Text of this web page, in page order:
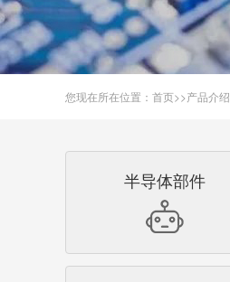
您现在所在位置： 首页>>产品介绍
半导体部件